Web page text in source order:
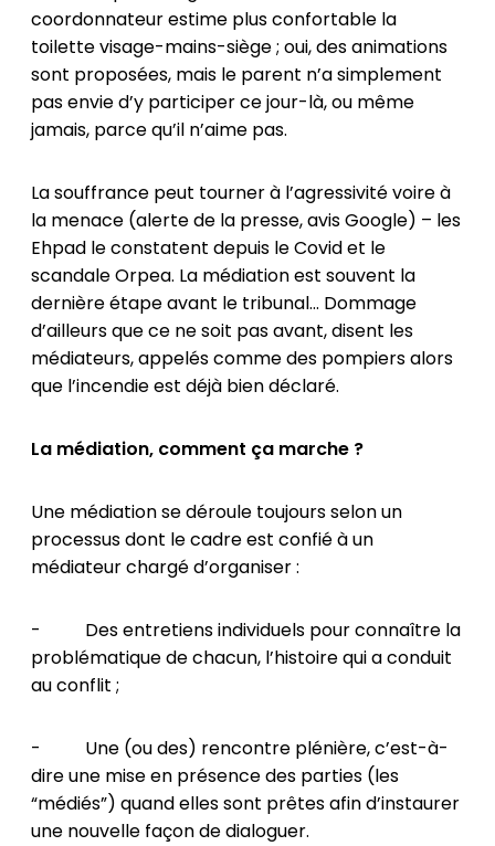
coordonnateur estime plus confortable la
toilette visage-mains-siège ; oui, des animations
sont proposées, mais le parent n’a simplement
pas envie d’y participer ce jour-là, ou même
jamais, parce qu’il n’aime pas.
La souffrance peut tourner à l’agressivité voire à
la menace (alerte de la presse, avis Google) – les
Ehpad le constatent depuis le Covid et le
scandale Orpea. La médiation est souvent la
dernière étape avant le tribunal... Dommage
d’ailleurs que ce ne soit pas avant, disent les
médiateurs, appelés comme des pompiers alors
que l’incendie est déjà bien déclaré.
La médiation, comment ça marche ?
Une médiation se déroule toujours selon un
processus dont le cadre est confié à un
médiateur chargé d’organiser :
- Des entretiens individuels pour connaître la
problématique de chacun, l’histoire qui a conduit
au conflit ;
- Une (ou des) rencontre plénière, c’est-à-
dire une mise en présence des parties (les
“médiés”) quand elles sont prêtes afin d’instaurer
une nouvelle façon de dialoguer.